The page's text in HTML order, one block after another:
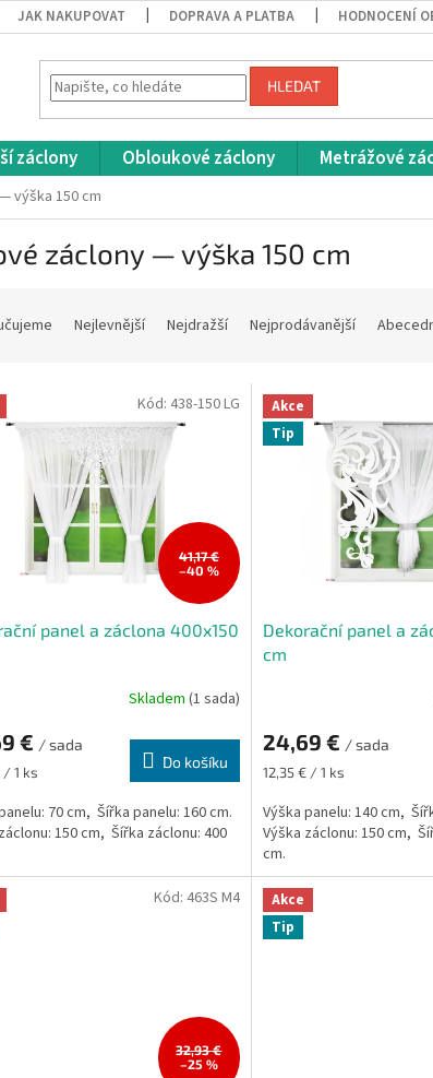
JAK NAKUPOVAT DOPRAVA A PLATBA HODNOCENÍ
HLEDAT
záclony Obloukové záclony Metrážové
výška 150 cm
záclony — výška 150 cm
Nejlevnější Nejdražší Nejprodávanější
41,17 €
–40 %
panel a záclona 400x150
Skladem (1 sada)
€ / sada
/ 1 ks
Do košíku
70 cm, Šířka panelu: 160 cm.
150 cm, Šířka záclonu: 400
Kód: 438-150 LG
Akce
Tip
Dekorační panel a
cm
24,69 € / sada
Měrná
12,35 € / 1 ks
Výška panelu: 140 cm,
Výška záclonu: 150 cm,
cm.
32,93 €
–25 %
Kód: 463S M4
Akce
Tip